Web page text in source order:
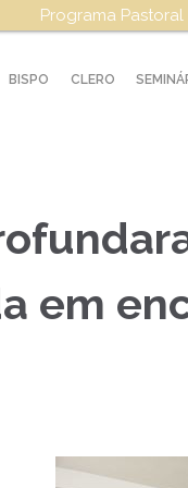
Programa
BISPO CLERO
em